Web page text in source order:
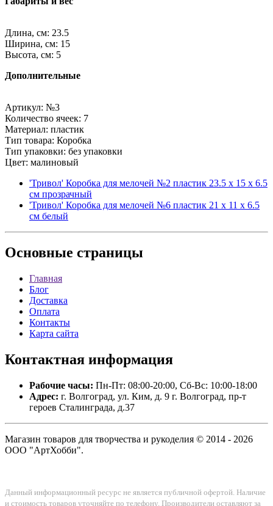
Длина, см: 23.5
Ширина, см: 15
Высота, см: 5
Дополнительные
Артикул: №3
Количество ячеек: 7
Материал: пластик
Тип товара: Коробка
Тип упаковки: без упаковки
Цвет: малиновый
'Тривол' Коробка для мелочей №2 пластик 23.5 x 15 x 6.5
см прозрачный
'Тривол' Коробка для мелочей №6 пластик 21 x 11 x 6.5
см белый
Основные страницы
Главная
Блог
Доставка
Оплата
Контакты
Карта сайта
Контактная информация
Рабочие часы: Пн-Пт: 08:00-20:00, Сб-Вс: 10:00-18:00
Адрес: г. Волгоград, ул. Ким, д. 9 г. Волгоград, пр-т
героев Сталинграда, д.37
Магазин товаров для творчества и рукоделия © 2014 - 2026
ООО "АртХобби".
Данный информационный ресурс не является публичной офертой. Наличие
и стоимость товаров уточняйте по телефону. Производители оставляют за